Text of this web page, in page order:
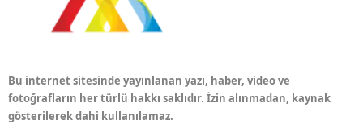
Bu internet sitesinde yayınlanan yazı, haber, video ve
fotoğrafların her türlü hakkı saklıdır. İzin alınmadan, kaynak
gösterilerek dahi kullanılamaz.